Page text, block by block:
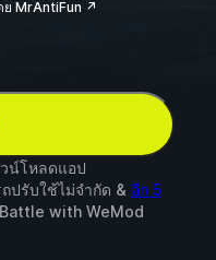
ย MrAntiFun ↗
น์โหลดแอป
ปรับใช้ไม่จำกัด & อีก 5
with WeMod